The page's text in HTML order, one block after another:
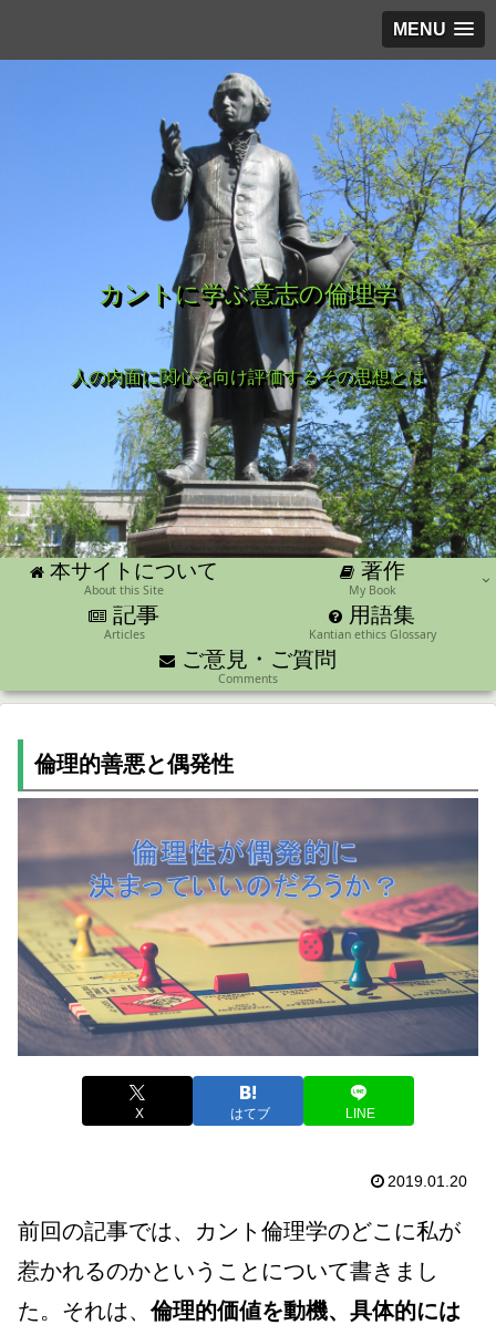
MENU
カントに学ぶ意志の倫理学
人の内面に関心を向け評価するその思想とは
本サイトについて
About this Site
著作
My Book
記事
Articles
用語集
Kantian ethics Glossary
ご意見・ご質問
Comments
倫理的善悪と偶発性
X はてブ LINE
2019.01.20
前回の記事では、カント倫理学のどこに私が
惹かれるのかということについて書きまし
た。それは、倫理的価値を動機、具体的には